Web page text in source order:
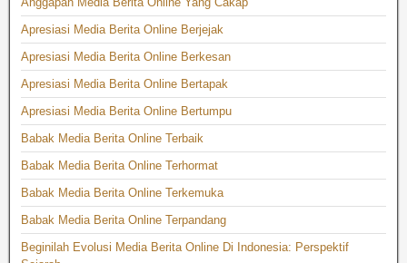
Apresiasi Media Berita Online Berjejak
Apresiasi Media Berita Online Berkesan
Apresiasi Media Berita Online Bertapak
Apresiasi Media Berita Online Bertumpu
Babak Media Berita Online Terbaik
Babak Media Berita Online Terhormat
Babak Media Berita Online Terkemuka
Babak Media Berita Online Terpandang
Beginilah Evolusi Media Berita Online Di Indonesia: Perspektif